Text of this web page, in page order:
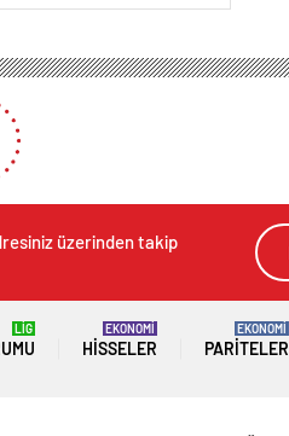
üzerinden takip
LİG
HISSELER
EKONOMİ
PARITELER
EKONOMİ